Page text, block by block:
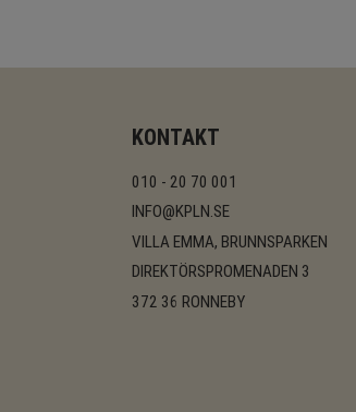
KONTAKT
010 - 20 70 001
INFO@KPLN.SE
VILLA EMMA, BRUNNSPARKEN
DIREKTÖRSPROMENADEN 3
372 36 RONNEBY